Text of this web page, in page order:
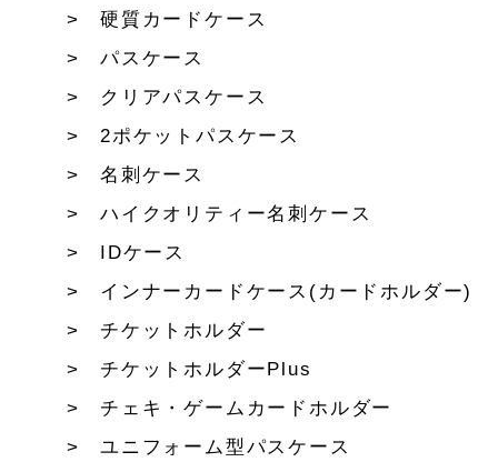
硬質カードケース
パスケース
クリアパスケース
2ポケットパスケース
名刺ケース
ハイクオリティー名刺ケース
IDケース
インナーカードケース(カードホルダー)
チケットホルダー
チケットホルダーPlus
チェキ・ゲームカードホルダー
ユニフォーム型パスケース